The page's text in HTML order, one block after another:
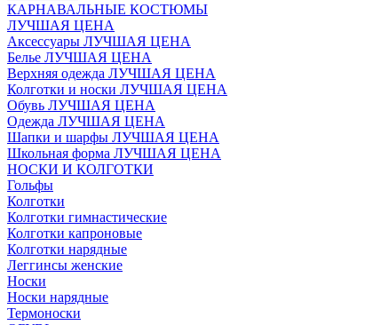
КАРНАВАЛЬНЫЕ КОСТЮМЫ
ЛУЧШАЯ ЦЕНА
Аксессуары ЛУЧШАЯ ЦЕНА
Белье ЛУЧШАЯ ЦЕНА
Верхняя одежда ЛУЧШАЯ ЦЕНА
Колготки и носки ЛУЧШАЯ ЦЕНА
Обувь ЛУЧШАЯ ЦЕНА
Одежда ЛУЧШАЯ ЦЕНА
Шапки и шарфы ЛУЧШАЯ ЦЕНА
Школьная форма ЛУЧШАЯ ЦЕНА
НОСКИ И КОЛГОТКИ
Гольфы
Колготки
Колготки гимнастические
Колготки капроновые
Колготки нарядные
Леггинсы женские
Носки
Носки нарядные
Термоноски